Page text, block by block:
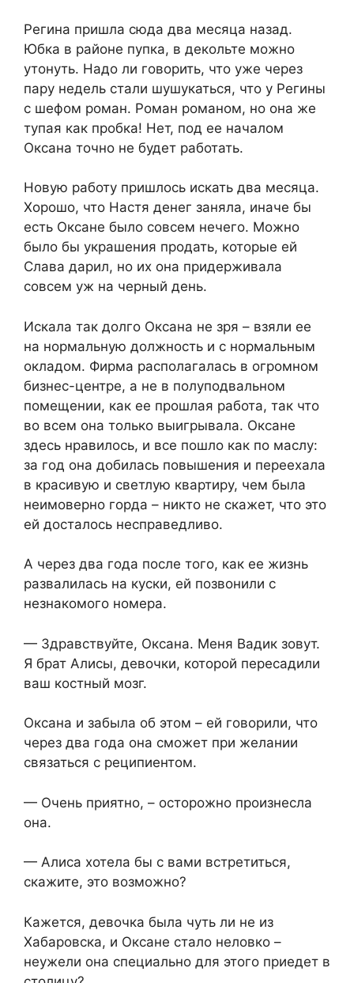
Регина пришла сюда два месяца назад.
Юбка в районе пупка, в декольте можно
утонуть. Надо ли говорить, что уже через
пару недель стали шушукаться, что у Регины
с шефом роман. Роман романом, но она же
тупая как пробка! Нет, под ее началом
Оксана точно не будет работать.
Новую работу пришлось искать два месяца.
Хорошо, что Настя денег заняла, иначе бы
есть Оксане было совсем нечего. Можно
было бы украшения продать, которые ей
Слава дарил, но их она придерживала
совсем уж на черный день.
Искала так долго Оксана не зря – взяли ее
на нормальную должность и с нормальным
окладом. Фирма располагалась в огромном
бизнес-центре, а не в полуподвальном
помещении, как ее прошлая работа, так что
во всем она только выигрывала. Оксане
здесь нравилось, и все пошло как по маслу:
за год она добилась повышения и переехала
в красивую и светлую квартиру, чем была
неимоверно горда – никто не скажет, что это
ей досталось несправедливо.
А через два года после того, как ее жизнь
развалилась на куски, ей позвонили с
незнакомого номера.
— Здравствуйте, Оксана. Меня Вадик зовут.
Я брат Алисы, девочки, которой пересадили
ваш костный мозг.
Оксана и забыла об этом – ей говорили, что
через два года она сможет при желании
связаться с реципиентом.
— Очень приятно, – осторожно произнесла
она.
— Алиса хотела бы с вами встретиться,
скажите, это возможно?
Кажется, девочка была чуть ли не из
Хабаровска, и Оксане стало неловко –
неужели она специально для этого приедет в